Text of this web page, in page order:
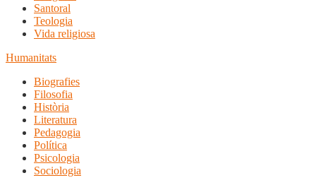
Santoral
Teologia
Vida religiosa
Humanitats
Biografies
Filosofia
Història
Literatura
Pedagogia
Política
Psicologia
Sociologia